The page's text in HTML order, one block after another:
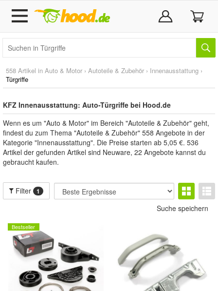
558 Artikel in Auto & Motor › Autoteile & Zubehör › Innenausstattung ›
Türgriffe
KFZ Innenausstattung: Auto-Türgriffe bei Hood.de
Wenn es um "Auto & Motor" im Bereich "Autoteile & Zubehör" geht,
findest du zum Thema "Autoteile & Zubehör" 558 Angebote in der
Kategorie "Innenausstattung". Die Preise starten ab 5,05 €. 536
Artikel der gefunden Artikel sind Neuware, 22 Angebote kannst du
gebraucht kaufen.
Filter 1
Suche speichern
Bestseller